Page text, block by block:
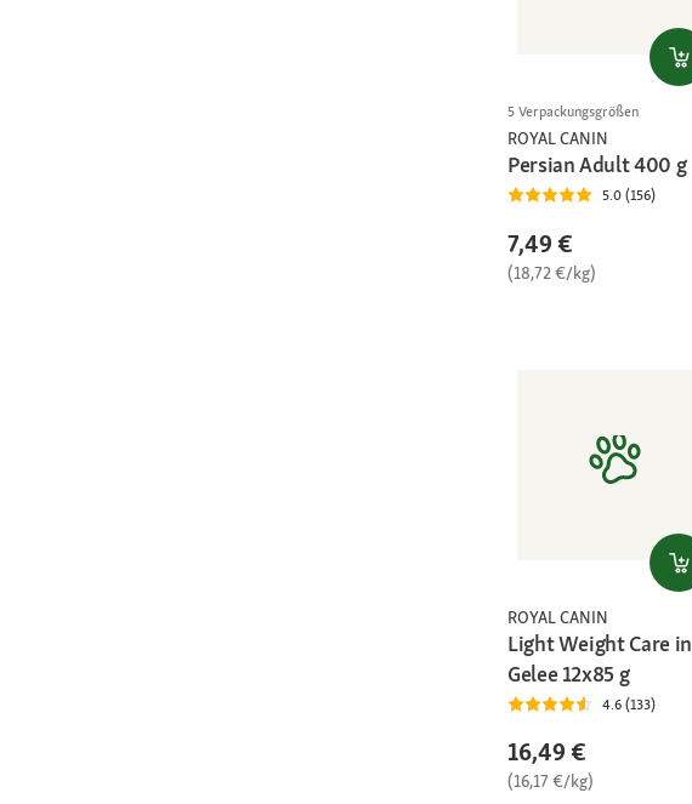
5 Verpackungsgrößen
ROYAL CANIN
Persian Adult 400 g
5.0 (156)
7,49 €
(18,72 €/kg)
ROYAL CANIN
Light Weight Care in
Gelee 12x85 g
4.6 (133)
16,49 €
(16,17 €/kg)